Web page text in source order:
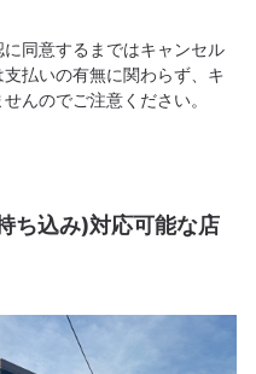
同意するまではキャンセル
払いの有無に関わらず、キ
んのでご注意ください。
ち込み)対応可能な店